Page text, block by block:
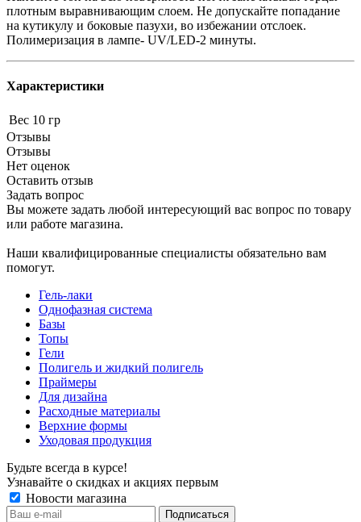
плотным выравнивающим слоем. Не допускайте попадание
на кутикулу и боковые пазухи, во избежании отслоек.
Полимеризация в лампе- UV/LED-2 минуты.
Характеристики
Вес 10 гр
Отзывы
Отзывы
Нет оценок
Оставить отзыв
Задать вопрос
Вы можете задать любой интересующий вас вопрос по товару
или работе магазина.
Наши квалифицированные специалисты обязательно вам
помогут.
Гель-лаки
Однофазная система
Базы
Топы
Гели
Полигель и жидкий полигель
Праймеры
Для дизайна
Расходные материалы
Верхние формы
Уходовая продукция
Будьте всегда в курсе!
Узнавайте о скидках и акциях первым
Новости магазина